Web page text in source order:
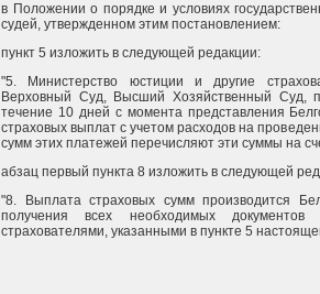
в Положении о порядке и условиях
судей, утвержденном этим постановлением:
пункт 5 изложить в следующей редакции:
"5. Министерство юстиции и другие
Верховный Суд, Высший Хозяйственный Суд,
течение 10 дней с момента представления
страховых выплат с учетом расходов на
сумм этих платежей перечисляют эти суммы на
абзац первый пункта 8 изложить в следующей
"8. Выплата страховых сумм производится
получения всех необходимых
страхователями, указанными в пункте 5